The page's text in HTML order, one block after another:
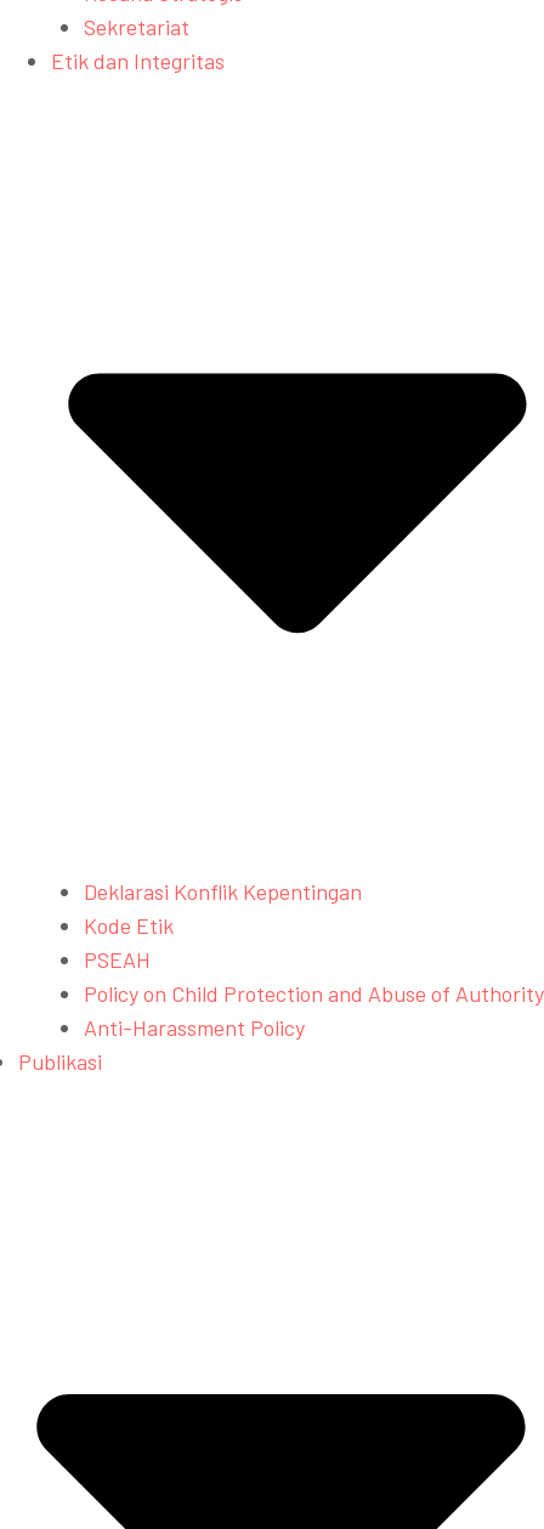
Sekretariat
Etik dan Integritas
Deklarasi Konflik Kepentingan
Kode Etik
PSEAH
Policy on Child Protection and Abuse of Authority
Anti-Harassment Policy
Publikasi